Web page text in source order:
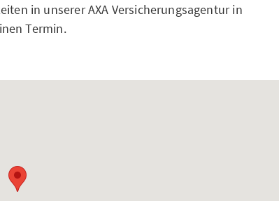
in unserer AXA Versicherungsagentur in
Termin.